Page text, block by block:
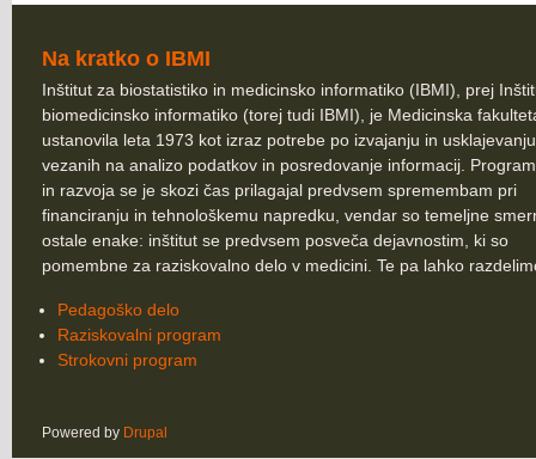
Na kratko o IBMI
Inštitut za biostatistiko in medicinsko informatiko (IBMI), prej
biomedicinsko informatiko (torej tudi IBMI), je Medicinska
ustanovila leta 1973 kot izraz potrebe po izvajanju in
vezanih na analizo podatkov in posredovanje informacij.
in razvoja se je skozi čas prilagajal predvsem spremembam pri
financiranju in tehnološkemu napredku, vendar so temeljne
ostale enake: inštitut se predvsem posveča dejavnostim, ki so
pomembne za raziskovalno delo v medicini. Te pa lahko
Pedagoško delo
Raziskovalni program
Strokovni program
Powered by Drupal